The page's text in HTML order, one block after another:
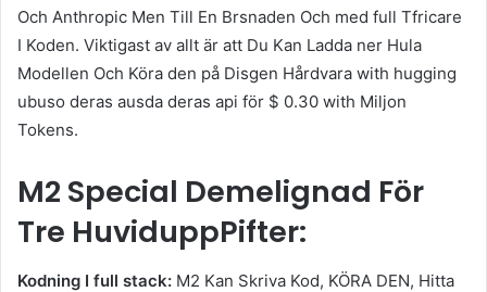
Och Anthropic Men Till En Brsnaden Och med full Tfricare
I Koden. Viktigast av allt är att Du Kan Ladda ner Hula
Modellen Och Köra den på Disgen Hårdvara with hugging
ubuso deras ausda deras api för $ 0.30 with Miljon
Tokens.
M2 Special Demelignad För
Tre HuviduppPifter:
Kodning I full stack: M2 Kan Skriva Kod, KÖRA DEN, Hitta